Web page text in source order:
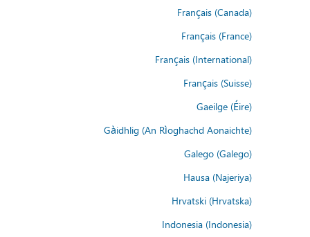
Français (Canada)
Français (France)
Français (International)
Français (Suisse)
Gaeilge (Éire)
Gàidhlig (An Rìoghachd Aonaichte)
Galego (Galego)
Hausa (Najeriya)
Hrvatski (Hrvatska)
Indonesia (Indonesia)